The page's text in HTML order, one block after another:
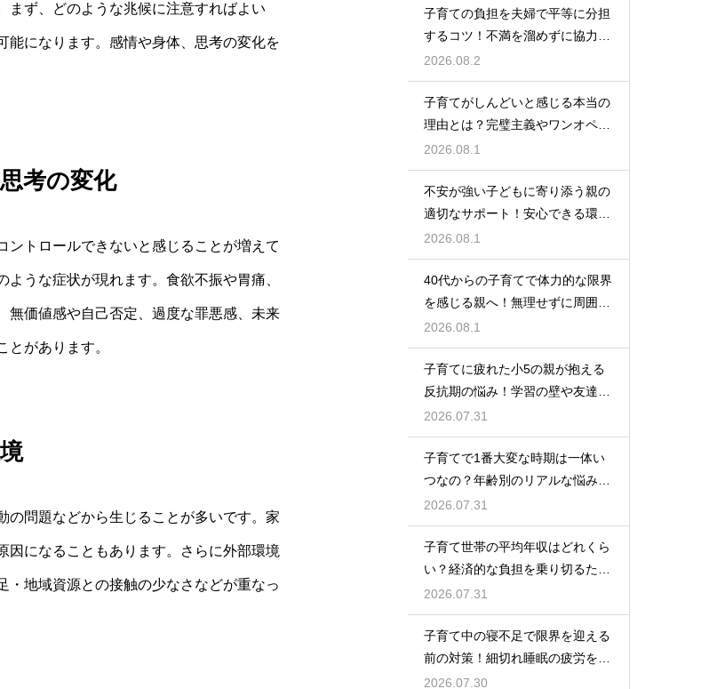
まず、どのような兆候に注意すればよい
能になります。感情や身体、思考の変化を
考の変化
トロールできないと感じることが増えて
うな症状が現れます。食欲不振や胃痛、
無価値感や自己否定、過度な罪悪感、未来
があります。
の問題などから生じることが多いです。家
因になることもあります。さらに外部環境
・地域資源との接触の少なさなどが重なっ
子育ての負担を夫婦で平等に分担
するコツ！不満を溜めずに協力し
て育児を乗り切るための上手なコ
ミュニケーション
2026.08.2
子育てがしんどいと感じる本当の
理由とは？完璧主義やワンオペの
負担を手放して自分らしく育児を
楽しむためのヒント
2026.08.1
不安が強い子どもに寄り添う親の
適切なサポート！安心できる環境
を作って自己肯定感を高め自立心
を育むための接し方
2026.08.1
40代からの子育てで体力的な限界
を感じる親へ！無理せずに周囲の
サポートを活用して心に余裕を持
って育児をするコツ
2026.08.1
子育てに疲れた小5の親が抱える
反抗期の悩み！学習の壁や友達関
係のトラブルに適切に向き合って
サポートする術
2026.07.31
子育てで1番大変な時期は一体い
つなの？年齢別のリアルな悩みと
それを乗り越えるための親として
の心構えや工夫
2026.07.31
子育て世帯の平均年収はどれくら
い？経済的な負担を乗り切るため
の家計管理と将来に向けた計画的
な貯金のアドバイス
2026.07.31
子育て中の寝不足で限界を迎える
前の対策！細切れ睡眠の疲労を効
率良く回復させて日中のパフォー
2026.07.30